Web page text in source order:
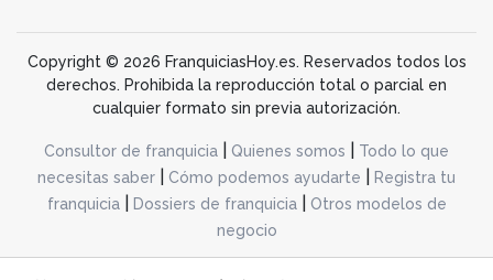
Copyright © 2026 FranquiciasHoy.es. Reservados todos los
derechos. Prohibida la reproducción total o parcial en
cualquier formato sin previa autorización.
Consultor de franquicia Quienes somos
Todo lo que
necesitas saber
Cómo podemos ayudarte
Registra tu
franquicia| Dossiers de franquicia|
Otros modelos de
negocio